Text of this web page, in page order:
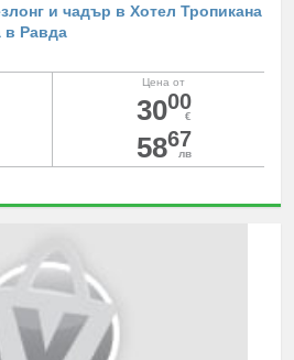
и чадър в Хотел Тропикана
в Равда
Цена от
3000
€
5867
лв